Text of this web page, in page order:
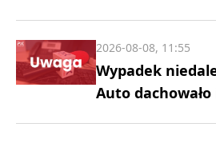
Wypadek
Auto
2026-08-08, 11:55